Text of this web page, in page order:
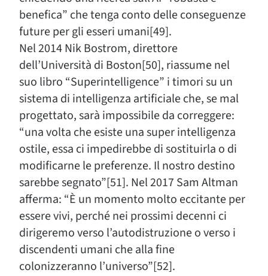
benefica” che tenga conto delle conseguenze
future per gli esseri umani[49].
Nel 2014 Nik Bostrom, direttore
dell’Università di Boston[50], riassume nel
suo libro “Superintelligence” i timori su un
sistema di intelligenza artificiale che, se mal
progettato, sarà impossibile da correggere:
“una volta che esiste una super intelligenza
ostile, essa ci impedirebbe di sostituirla o di
modificarne le preferenze. Il nostro destino
sarebbe segnato”[51]. Nel 2017 Sam Altman
afferma: “È un momento molto eccitante per
essere vivi, perché nei prossimi decenni ci
dirigeremo verso l’autodistruzione o verso i
discendenti umani che alla fine
colonizzeranno l’universo”[52].